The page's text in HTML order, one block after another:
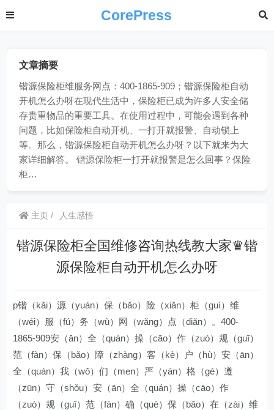
CorePress
文章摘要
锴源保险柜维服务网点：400-1865-909；锴源保险柜自动
开机怎么办呀在现代生活中，保险柜已成为许多人安全储
存贵重物品的重要工具。在使用过程中，可能会遇到各种
问题，比如保险柜自动开机、一打开就报警、自动锁上
等。那么，锴源保险柜自动开机怎么办呀？以下就来为大
家详细解答。 锴源保险柜一打开就报警是怎么回事？保险
柜…
主页 人生感悟
锴源保险柜全国维修咨询热线教大家♛锴
源保险柜自动开机怎么办呀
p锴（kǎi）源（yuán）保（bǎo）险（xiǎn）柜（guì）维
（wéi）服（fú）务（wù）网（wǎng）点（diǎn）。400-
1865-909安（ān）全（quán）操（cāo）作（zuò）规（guī）
范（fàn）保（bǎo）障（zhàng）客（kè）户（hù）安（ān）
全（quán）我（wǒ）们（men）严（yán）格（gé）遵
（zūn）守（shǒu）安（ān）全（quán）操（cāo）作
（zuò）规（guī）范（fàn）确（què）保（bǎo）在（zài）维